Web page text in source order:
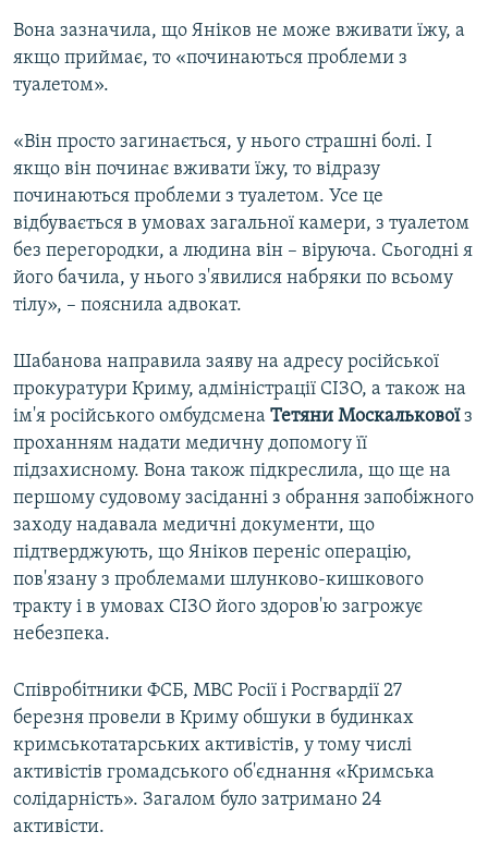
Вона зазначила, що Яніков не може вживати їжу, а
якщо приймає, то «починаються проблеми з
туалетом».
«Він просто загинається, у нього страшні болі. І
якщо він починає вживати їжу, то відразу
починаються проблеми з туалетом. Усе це
відбувається в умовах загальної камери, з туалетом
без перегородки, а людина він – віруюча. Сьогодні я
його бачила, у нього з'явилися набряки по всьому
тілу», – пояснила адвокат.
Шабанова направила заяву на адресу російської
прокуратури Криму, адміністрації СІЗО, а також на
ім'я російського омбудсмена Тетяни Москальковоїз
проханням надати медичну допомогу її
підзахисному. Вона також підкреслила, що ще на
першому судовому засіданні з обрання запобіжного
заходу надавала медичні документи, що
підтверджують, що Яніков переніс операцію,
пов'язану з проблемами шлунково-кишкового
тракту і в умовах СІЗО його здоров'ю загрожує
небезпека.
Співробітники ФСБ, МВС Росії і Росгвардії 27
березня провели в Криму обшуки в будинках
кримськотатарських активістів, у тому числі
активістів громадського об'єднання «Кримська
солідарність». Загалом було затримано 24
активісти.